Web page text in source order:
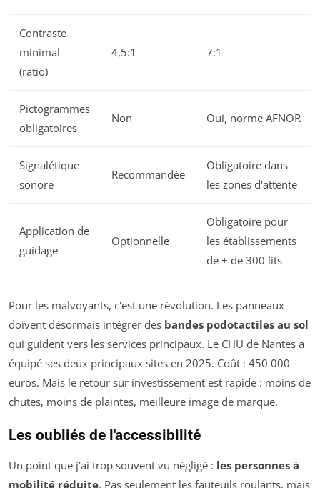
Contraste
minimal
(ratio)
4,5:1 7:1
Pictogrammes
obligatoires
Non Oui, norme AFNOR
Signalétique
sonore
Recommandée
Obligatoire dans
les zones d'attente
Application de
guidage
Optionnelle
Obligatoire pour
les établissements
de + de 300 lits
Pour les malvoyants, c'est une révolution. Les panneaux
doivent désormais intégrer des bandes podotactiles au sol
qui guident vers les services principaux. Le CHU de Nantes a
équipé ses deux principaux sites en 2025. Coût : 450 000
euros. Mais le retour sur investissement est rapide : moins de
chutes, moins de plaintes, meilleure image de marque.
Les oubliés de l'accessibilité
Un point que j'ai trop souvent vu négligé : les personnes à
mobilité réduite. Pas seulement les fauteuils roulants, mais